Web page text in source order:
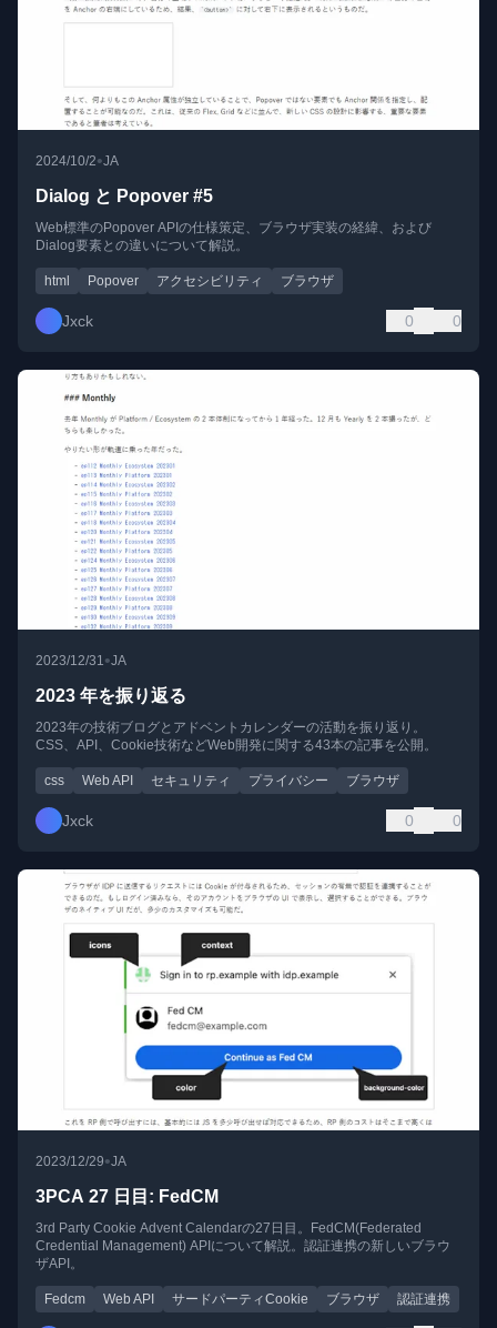
2024/10/2•JA
Dialog と Popover #5
Web標準のPopover APIの仕様策定、ブラウザ実装の経緯、および
Dialog要素との違いについて解説。
html Popover アクセシビリティ ブラウザ
Jxck 0 0
2023/12/31•JA
2023 年を振り返る
2023年の技術ブログとアドベントカレンダーの活動を振り返り。
CSS、API、Cookie技術などWeb開発に関する43本の記事を公開。
css Web API セキュリティ プライバシー ブラウザ
Jxck 0 0
2023/12/29•JA
3PCA 27 日目: FedCM
3rd Party Cookie Advent Calendarの27日目。FedCM(Federated
Credential Management) APIについて解説。認証連携の新しいブラウ
ザAPI。
Fedcm Web API サードパーティCookie ブラウザ 認証連携